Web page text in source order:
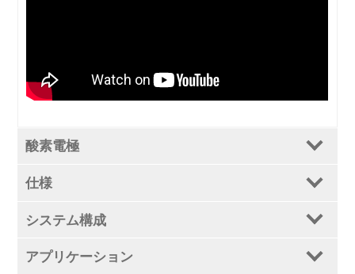
酸素電極
仕様
システム構成
アプリケーション